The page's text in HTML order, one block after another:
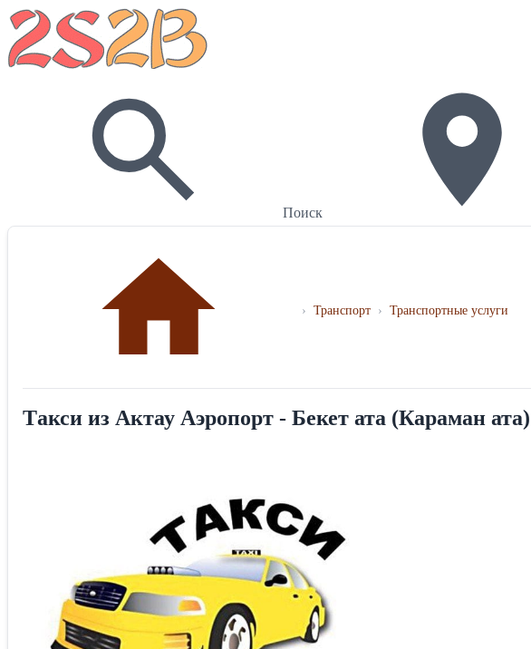
Поиск
› Транспорт › Транспортные услуги
Tакси из Актау Аэропорт - Бекет ата (Караман